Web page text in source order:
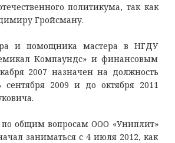
политикума, так как
Гройсману.
и помощника мастера в НГДУ
Компаундс» и финансовым
2007 назначен на должность
сентября 2009 и до октября 2011
по общим вопросам ООО «Униплит»
заниматься с 4 июля 2012, как